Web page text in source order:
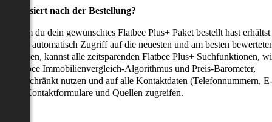
passiert nach der Bestellung?
du dein gewünschtes Flatbee Plus+ Paket bestellt hast erhältst
sofort automatisch Zugriff auf die neuesten und am besten
kannst alle zeitsparenden Flatbee Plus+ Suchfunktionen,
Flatbee Immobilienvergleich-Algorithmus und Preis-Barometer,
nutzen und auf alle Kontaktdaten (Telefonnummern, E-
Kontaktformulare und Quellen zugreifen.